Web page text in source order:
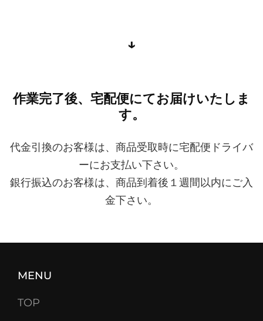
↓
作業完了後、宅配便にてお届けいたしま
す。
代金引換のお客様は、商品受取時に宅配便ドライバ
ーにお支払い下さい。
銀行振込のお客様は、商品到着後１週間以内にご入
金下さい。
MENU
TOP